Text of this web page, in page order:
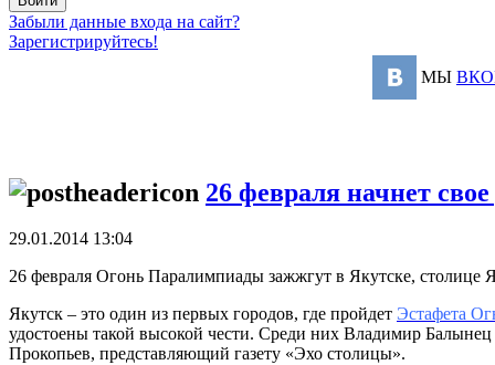
Забыли данные входа на сайт?
Зарегистрируйтесь!
МЫ
26 февраля начнет
29.01.2014 13:04
26 февраля Огонь Паралимпиады зажжгут в Якутске, столице
Якутск – это один из первых городов, где пройдет Эстафета
удостоены такой высокой чести. Среди них Владимир
Прокопьев, представляющий газету «Эхо столицы».